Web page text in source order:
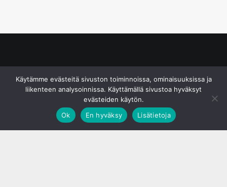
Käytämme evästeitä sivuston toiminnoissa, ominaisuuksissa ja
liikenteen analysoinnissa. Käyttämällä sivustoa hyväksyt
evästeiden käytön.
Ok
En hyväksy Lisätietoja